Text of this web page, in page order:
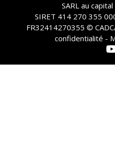
SARL au
SIRET 414 270 355
FR32414270355 ©
confidentialité -